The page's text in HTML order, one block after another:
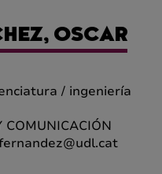
OSCAR
/ ingeniería
COMUNICACIÓN